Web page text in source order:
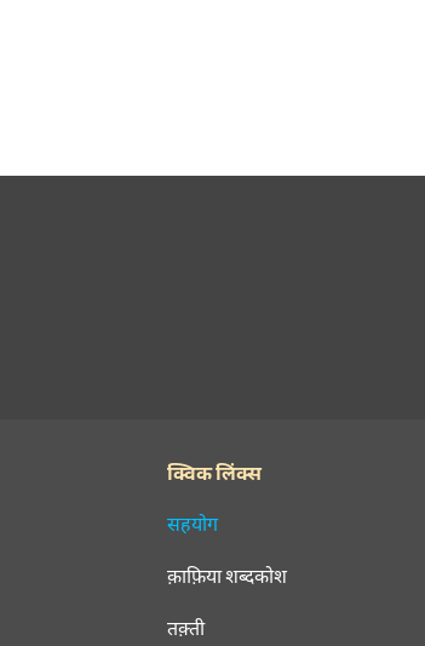
क्विक लिंक्स
सहयोग
क़ाफ़िया शब्दकोश
तक़्ती